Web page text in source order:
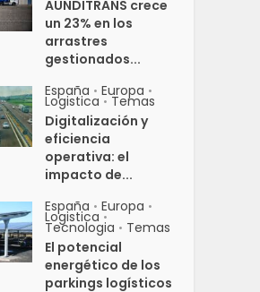
AUNDITRANS crece
un 23% en los
arrastres
gestionados...
España • Europa •
Logistica • Temas
Digitalización y
eficiencia
operativa: el
impacto de...
España • Europa •
Logistica •
Tecnologia • Temas
El potencial
energético de los
parkings logísticos